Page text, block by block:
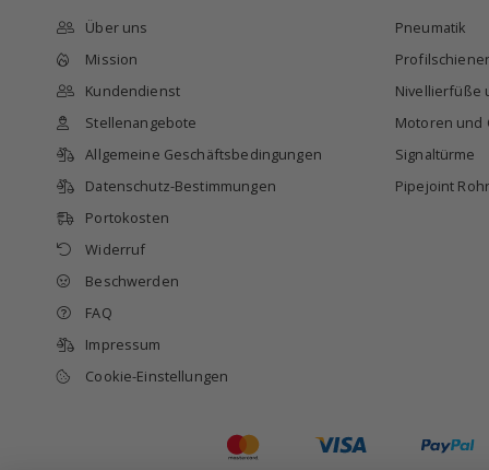
Über uns
Mission
Kundendienst
Stellenangebote
Allgemeine Geschäftsbedingungen
Datenschutz-Bestimmungen
Portokosten
Widerruf
Beschwerden
FAQ
Impressum
Cookie-Einstellungen
Pneumatik
Nivellierfüße
Motoren und
Signaltürme
Pipejoint